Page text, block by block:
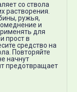
со ствола
растворения.
ружья,
и
для
прост в
средство на
Повторяйте
начнут
предотвращает